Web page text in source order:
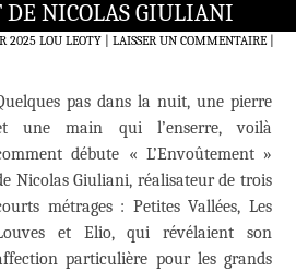
DE NICOLAS GIULIANI
2025 LOU LEOTY LAISSER UN COMMENTAIRE|
pas dans la nuit, une pierre
une main qui l’enserre, voilà
débute « L’Envoûtement »
Nicolas Giuliani, réalisateur de trois
métrages : Petites Vallées, Les
et Elio, qui révélaient son
particulière pour les grands